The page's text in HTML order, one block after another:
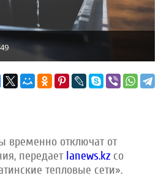
временно отключат от
передает Ianews.kz со
тепловые сети».